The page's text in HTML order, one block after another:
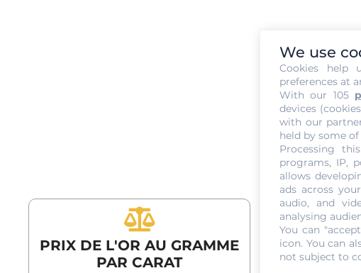
-
Prix de
PRIX DE L'OR AU GRAMME
PAR CARAT
We use
Cookies help
preferences at
With our 105
devices
with our
held by some
Processing
programs, IP,
allows
ads across
audio, and
analysing
You can
icon. You can
not subject to